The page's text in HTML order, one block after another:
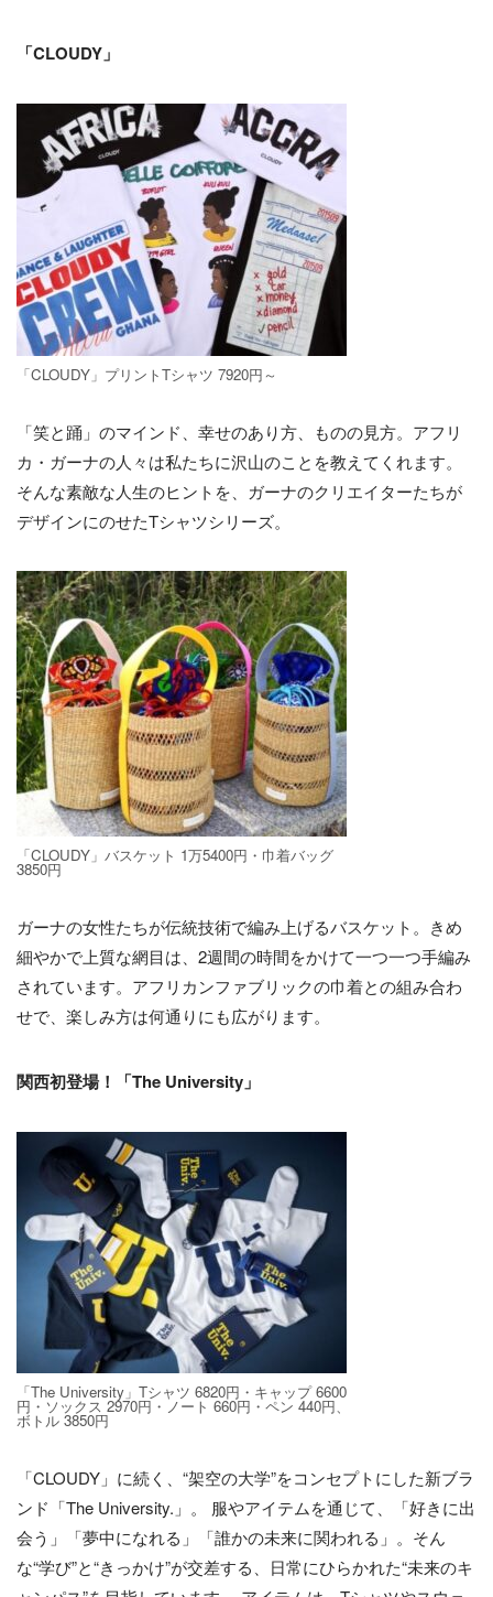
「CLOUDY」
「CLOUDY」プリントTシャツ 7920円～
「笑と踊」のマインド、幸せのあり方、ものの見方。アフリ
カ・ガーナの人々は私たちに沢山のことを教えてくれます。
そんな素敵な人生のヒントを、ガーナのクリエイターたちが
デザインにのせたTシャツシリーズ。
「CLOUDY」バスケット 1万5400円・巾着バッグ
3850円
ガーナの女性たちが伝統技術で編み上げるバスケット。きめ
細やかで上質な網目は、2週間の時間をかけて一つ一つ手編み
されています。アフリカンファブリックの巾着との組み合わ
せで、楽しみ方は何通りにも広がります。
関西初登場！「The University」
「The University」Tシャツ 6820円・キャップ 6600
円・ソックス 2970円・ノート 660円・ペン 440円、
ボトル 3850円
「CLOUDY」に続く、“架空の大学”をコンセプトにした新ブラ
ンド「The University.」。 服やアイテムを通じて、「好きに出
会う」「夢中になれる」「誰かの未来に関われる」。そん
な“学び”と“きっかけ”が交差する、日常にひらかれた“未来のキ